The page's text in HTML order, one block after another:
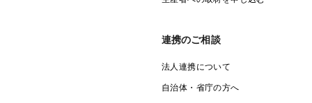
連携のご相談
法人連携について
自治体・省庁の方へ